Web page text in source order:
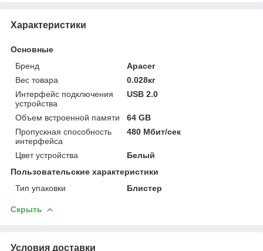
Характеристики
Основные
Бренд
Apacer
Вес товара
0.028кг
Интерфейс подключения
устройства
USB 2.0
Объем встроенной памяти
64 GB
Пропускная способность
интерфейса
480 Мбит/сек
Цвет устройства
Белый
Пользовательские характеристики
Тип упаковки
Блистер
Скрыть
Условия доставки